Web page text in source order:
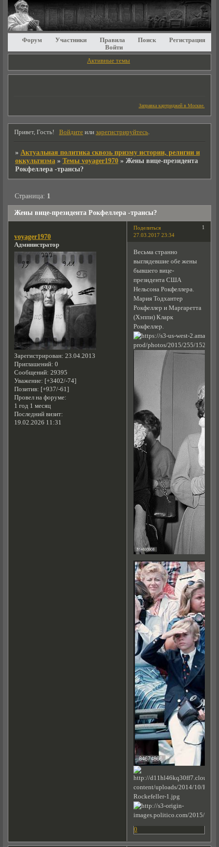
Форум Участники Правила Поиск
Регистрация
Войти
Активные темы
Заправка картриджей в Москве.
Привет, Гость! Войдитеили зарегистрируйтесь.
» Актуальная политика сквозь призму истории, религии и
оккультизма » Темы voyager1970 » Жены вице-президента
Рокфеллера -трансы?
Жены вице-президента Рокфеллера -трансы?
Страница: 1
Поделиться
1
27.03.2017 23:34
voyager1970
Администратор
Зарегистрирован: 23.04.2013
Приглашений: 0
Сообщений: 29395
Уважение: [+3402/-74]
Позитив: [+937/-61]
Провел на форуме:
1 год 1 месяц
Последний визит:
19.02.2026 11:31
Весьма странно
выглядевшие обе жены
бывшего вице-
президента США
Нельсона Рокфеллера.
Мария Тодхантер
Рокфеллер и Маргаретта
(Хэппи) Кларк
Рокфеллер.
0